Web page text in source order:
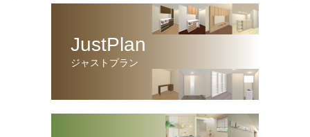
JustPlan
ジャストプラン